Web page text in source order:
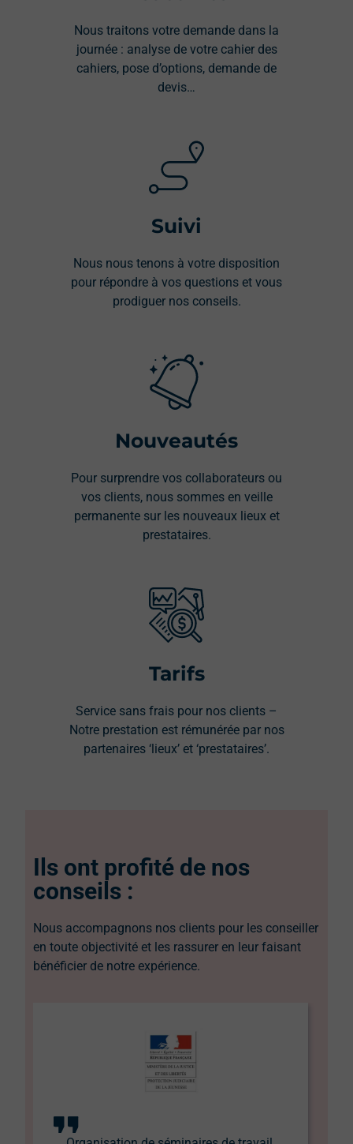
Nous traitons votre demande dans la
journée : analyse de votre cahier des
cahiers, pose d’options, demande de
devis…
Suivi
Nous nous tenons à votre disposition
pour répondre à vos questions et vous
prodiguer nos conseils.
Nouveautés
Pour surprendre vos collaborateurs ou
vos clients, nous sommes en veille
permanente sur les nouveaux lieux et
prestataires.
Tarifs
Service sans frais pour nos clients –
Notre prestation est rémunérée par nos
partenaires ‘lieux’ et ‘prestataires’.
Ils ont profité de nos
conseils :
Nous accompagnons nos clients pour les conseiller
en toute objectivité et les rassurer en leur faisant
bénéficier de notre expérience.